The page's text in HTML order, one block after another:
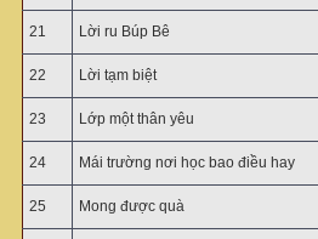
21 Lời ru Búp Bê
22 Lời tạm biệt
23 Lớp một thân yêu
24 Mái trường nơi học bao điều hay
25 Mong được quà